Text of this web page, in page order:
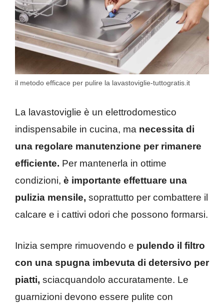
il metodo efficace per pulire la lavastoviglie-tuttogratis.it
La lavastoviglie è un elettrodomestico
indispensabile in cucina, ma necessita di
una regolare manutenzione per rimanere
efficiente. Per mantenerla in ottime
condizioni, è importante effettuare una
pulizia mensile, soprattutto per combattere il
calcare e i cattivi odori che possono formarsi.
Inizia sempre rimuovendo e pulendo il filtro
con una spugna imbevuta di detersivo per
piatti, sciacquandolo accuratamente. Le
guarnizioni devono essere pulite con